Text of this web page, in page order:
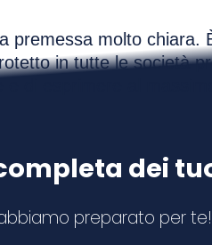
premessa molto chiara.
in tutte le società
di esprimere al
dei
preparato per te!